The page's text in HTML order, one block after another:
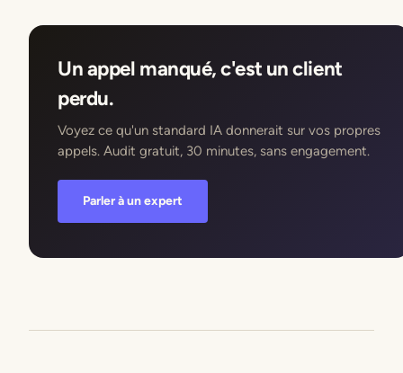
Un appel manqué, c'est un client
perdu.
Voyez ce qu'un standard IA donnerait sur vos propres
appels. Audit gratuit, 30 minutes, sans engagement.
Parler à un expert